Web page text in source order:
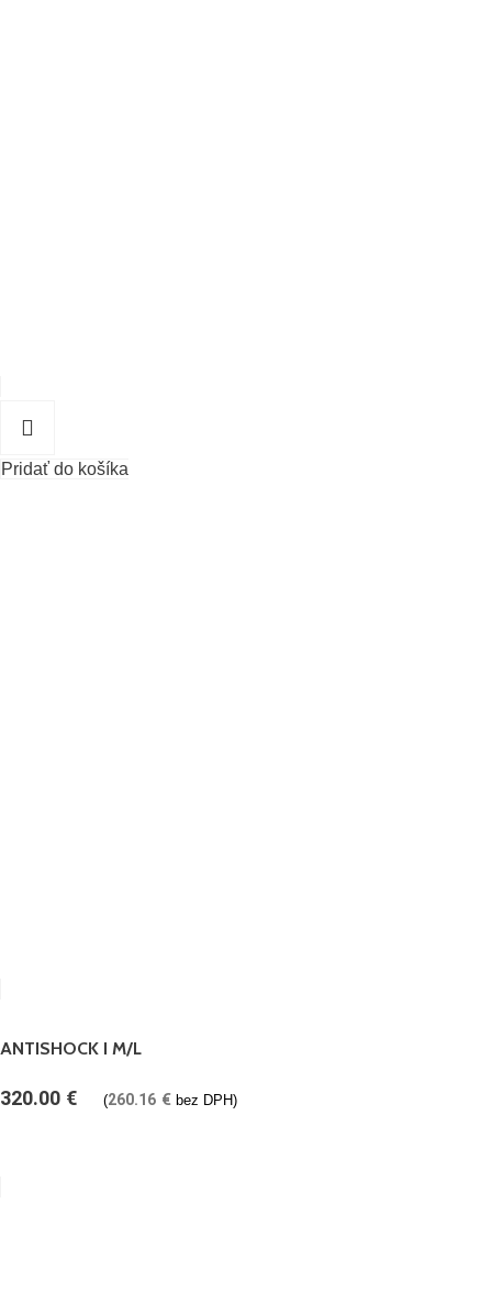
Pridať do košíka
ANTISHOCK I M/L
320.00 € (260.16 € bez DPH)